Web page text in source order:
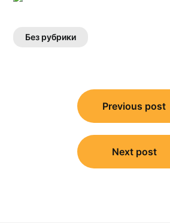
Без рубрики
Навигация
Previous post
Next post